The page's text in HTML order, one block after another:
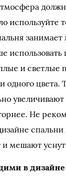
используйте
использовать
и светлые
одного цвета.
увеличивают
Не
мешают
в дизайне